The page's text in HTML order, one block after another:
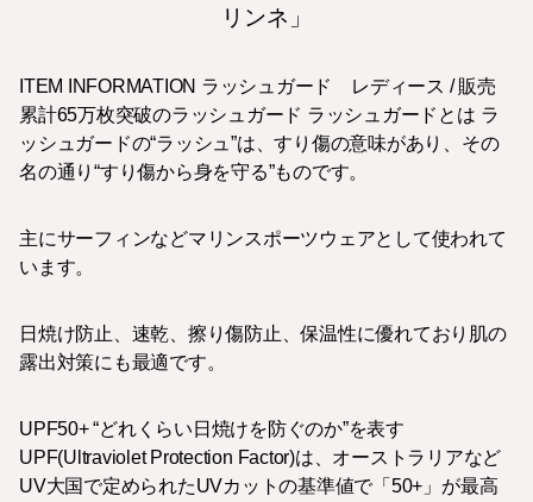
リンネ」
ITEM INFORMATION ラッシュガード レディース / 販売
累計65万枚突破のラッシュガード ラッシュガードとは ラ
ッシュガードの“ラッシュ”は、すり傷の意味があり、その
名の通り“すり傷から身を守る”ものです。
主にサーフィンなどマリンスポーツウェアとして使われて
います。
日焼け防止、速乾、擦り傷防止、保温性に優れており肌の
露出対策にも最適です。
UPF50+ “どれくらい日焼けを防ぐのか”を表す
UPF(Ultraviolet Protection Factor)は、オーストラリアなど
UV大国で定められたUVカットの基準値で「50+」が最高